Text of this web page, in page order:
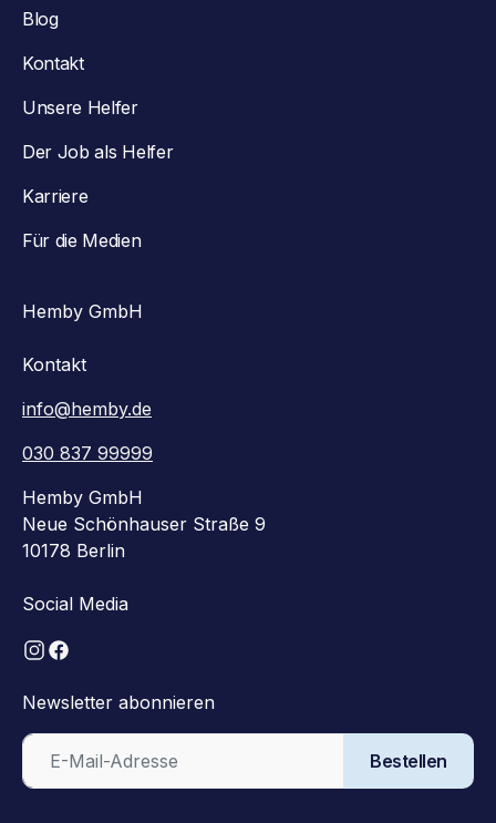
Blog
Kontakt
Unsere Helfer
Der Job als Helfer
Karriere
Für die Medien
Hemby GmbH
Kontakt
info@hemby.de
030 837 99999
Hemby GmbH
Neue Schönhauser Straße 9
10178 Berlin
Social Media
Newsletter abonnieren
Bestellen